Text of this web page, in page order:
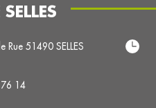
SELLES
Rue 51490 SELLES
14